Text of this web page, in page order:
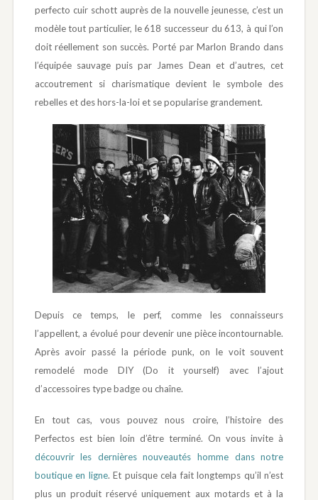
perfecto cuir schott auprès de la nouvelle jeunesse, c’est un
modèle tout particulier, le 618 successeur du 613, à qui l’on
doit réellement son succès. Porté par Marlon Brando dans
l’équipée sauvage puis par James Dean et d’autres, cet
accoutrement si charismatique devient le symbole des
rebelles et des hors-la-loi et se popularise grandement.
Depuis ce temps, le perf, comme les connaisseurs
l’appellent, a évolué pour devenir une pièce incontournable.
Après avoir passé la période punk, on le voit souvent
remodelé mode DIY (Do it yourself) avec l’ajout
d’accessoires type badge ou chaîne.
En tout cas, vous pouvez nous croire, l’histoire des
Perfectos est bien loin d’être terminé. On vous invite à
découvrir les dernières nouveautés homme dans notre
boutique en ligne. Et puisque cela fait longtemps qu’il n’est
plus un produit réservé uniquement aux motards et à la